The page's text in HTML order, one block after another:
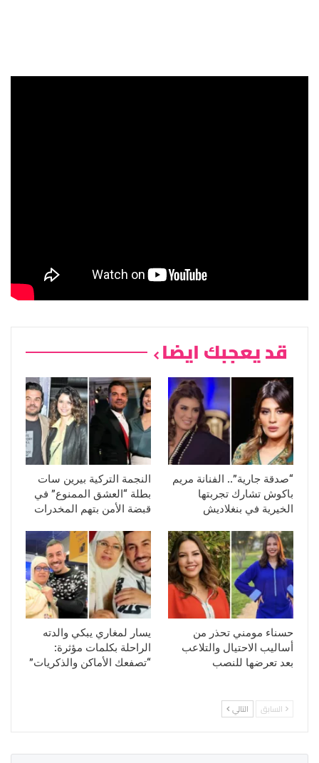
قد يعجبك ايضا
“صدقة جارية”.. الفنانة مريم
باكوش تشارك تجربتها
الخيرية في بنغلاديش
النجمة التركية بيرين سات
بطلة “العشق الممنوع” في
قبضة الأمن بتهم المخدرات
حسناء مومني تحذر من
أساليب الاحتيال والتلاعب
بعد تعرضها للنصب
يسار لمغاري يبكي والدته
الراحلة بكلمات مؤثرة:
“تصفعك الأماكن والذكريات”
السابق التالي